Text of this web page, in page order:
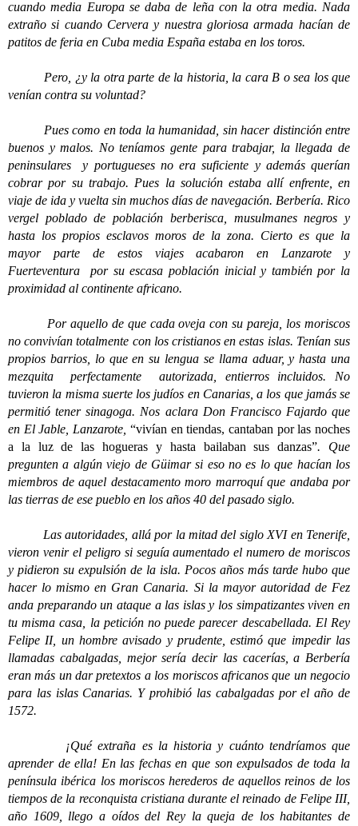
cuando media Europa se daba de leña con la otra media. Nada
extraño si cuando Cervera y nuestra gloriosa armada hacían de
patitos de feria en Cuba media España estaba en los toros.
Pero, ¿y la otra parte de la historia, la cara B o sea los que
venían contra su voluntad?
Pues como en toda la humanidad, sin hacer distinción entre
buenos y malos. No teníamos gente para trabajar, la llegada de
peninsulares y portugueses no era suficiente y además querían
cobrar por su trabajo. Pues la solución estaba allí enfrente, en
viaje de ida y vuelta sin muchos días de navegación. Berbería. Rico
vergel poblado de población berberisca, musulmanes negros y
hasta los propios esclavos moros de la zona. Cierto es que la
mayor parte de estos viajes acabaron en Lanzarote y
Fuerteventura por su escasa población inicial y también por la
proximidad al continente africano.
Por aquello de que cada oveja con su pareja, los moriscos
no convivían totalmente con los cristianos en estas islas. Tenían sus
propios barrios, lo que en su lengua se llama aduar, y hasta una
mezquita perfectamente autorizada, entierros incluidos. No
tuvieron la misma suerte los judíos en Canarias, a los que jamás se
permitió tener sinagoga. Nos aclara Don Francisco Fajardo que
en El Jable, Lanzarote, “vivían en tiendas, cantaban por las noches
a la luz de las hogueras y hasta bailaban sus danzas”. Que
pregunten a algún viejo de Güimar si eso no es lo que hacían los
miembros de aquel destacamento moro marroquí que andaba por
las tierras de ese pueblo en los años 40 del pasado siglo.
Las autoridades, allá por la mitad del siglo XVI en Tenerife,
vieron venir el peligro si seguía aumentado el numero de moriscos
y pidieron su expulsión de la isla. Pocos años más tarde hubo que
hacer lo mismo en Gran Canaria. Si la mayor autoridad de Fez
anda preparando un ataque a las islas y los simpatizantes viven en
tu misma casa, la petición no puede parecer descabellada. El Rey
Felipe II, un hombre avisado y prudente, estimó que impedir las
llamadas cabalgadas, mejor sería decir las cacerías, a Berbería
eran más un dar pretextos a los moriscos africanos que un negocio
para las islas Canarias. Y prohibió las cabalgadas por el año de
1572.
¡Qué extraña es la historia y cuánto tendríamos que
aprender de ella! En las fechas en que son expulsados de toda la
península ibérica los moriscos herederos de aquellos reinos de los
tiempos de la reconquista cristiana durante el reinado de Felipe III,
año 1609, llego a oídos del Rey la queja de los habitantes de